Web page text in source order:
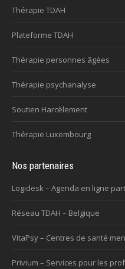
Thérapie TDAH
Plateforme TDAH
Thérapie personnes âgées
Thérapie psychanalyse
Soutien Harcèlement
Thérapie Luxembourg
Nos partenaires
Logidesk – Agenda en ligne
Réseau TDAH – Belgique
VitaPsy – Centres de santé
Privium – Services pour les